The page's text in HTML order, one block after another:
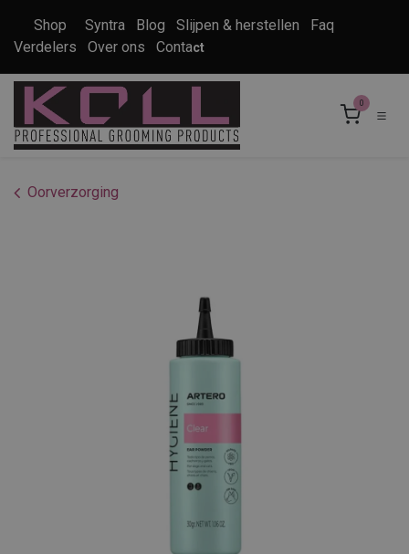
Shop Syntra Blog Slijpen & herstellen
Faq
Verdelers
Over ons Contact
0
Oorverzorging